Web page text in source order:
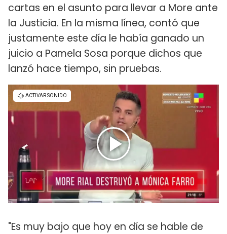
cartas en el asunto para llevar a More ante
la Justicia. En la misma línea, contó que
justamente este día le había ganado un
juicio a Pamela Sosa porque dichos que
lanzó hace tiempo, sin pruebas.
"Es muy bajo que hoy en día se hable de